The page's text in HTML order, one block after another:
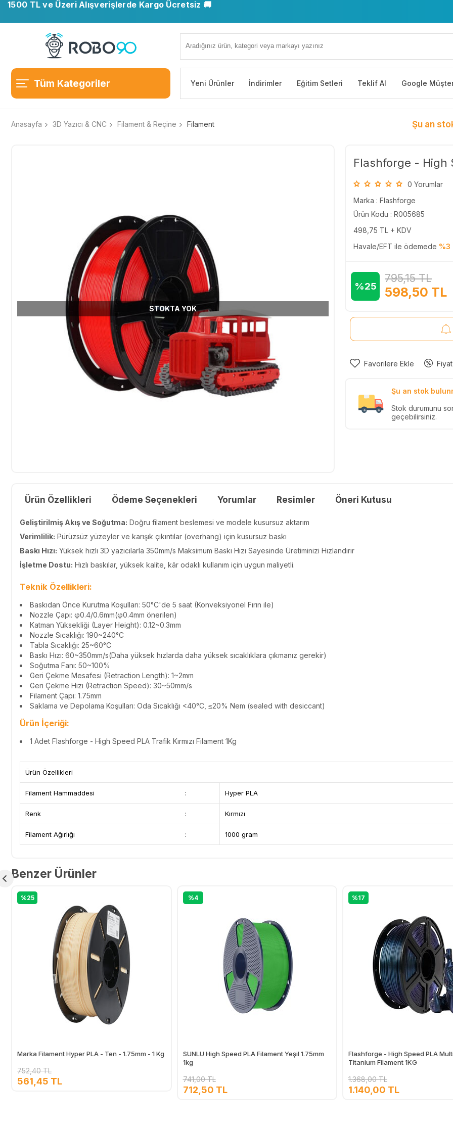
1500 TL ve Üzeri Alışverişlerde Kargo Ücretsiz 🚚
Tüm Kategoriler Yeni Ürünler İndirimler Eğitim Setleri Teklif Al Google
Anasayfa 3D Yazıcı & CNC Filament & Reçine Filament Şu an
STOKTA YOK
Flashforge - High
0 Yorumlar
Marka : Flashforge
Ürün Kodu : R005685
498,75 TL + KDV
Havale/EFT ile ödemede %3
%25 598,50 TL
795,15TL
Favorilere Ekle Fiyat
Şu an stok
Stok durumunu
geçebilirsiniz.
Ürün Özellikleri Ödeme Seçenekleri Yorumlar Resimler Öneri Kutusu
Geliştirilmiş Akış ve Soğutma: Doğru filament beslemesi ve modele kusursuz aktarım
Verimlilik: Pürüzsüz yüzeyler ve karışık çıkıntılar (overhang) için kusursuz baskı
Baskı Hızı: Yüksek hızlı 3D yazıcılarla 350mm/s Maksimum Baskı Hızı Sayesinde Üretiminizi Hızlandırır
İşletme Dostu: Hızlı baskılar, yüksek kalite, kâr odaklı kullanım için uygun maliyetli.
Teknik Özellikleri:
Baskıdan Önce Kurutma Koşulları: 50°C'de 5 saat (Konveksiyonel Fırın ile)
Nozzle Çapı: φ0.4/0.6mm(φ0.4mm önerilen)
Katman Yüksekliği (Layer Height): 0.12~0.3mm
Nozzle Sıcaklığı: 190~240°C
Tabla Sıcaklığı: 25~60°C
Baskı Hızı: 60~350mm/s(Daha yüksek hızlarda daha yüksek sıcaklıklara çıkmanız gerekir)
Soğutma Fanı: 50~100%
Geri Çekme Mesafesi (Retraction Length): 1~2mm
Geri Çekme Hızı (Retraction Speed): 30~50mm/s
Filament Çapı: 1.75mm
Saklama ve Depolama Koşulları: Oda Sıcaklığı <40°C, ≤20% Nem (sealed with desiccant)
Ürün İçeriği:
1 Adet Flashforge - High Speed PLA Trafik Kırmızı Filament 1Kg
Ürün Özellikleri
Filament Hammaddesi : Hyper PLA
Renk : Kırmızı
Filament Ağırlığı : 1000 gram
Benzer Ürünler
%25
Marka Filament Hyper PLA - Ten - 1.75mm - 1 Kg
752,40 TL
561,45 TL
%4
SUNLU High Speed PLA Filament Yeşil 1.75mm
1kg
741,00 TL
712,50 TL
%17
Flashforge - High Speed PLA
Titanium Filament 1KG
1.368,00 TL
1.140,00 TL